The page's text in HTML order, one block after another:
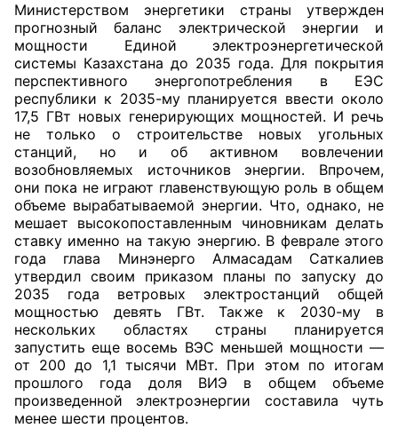
Министерством энергетики страны утвержден
прогнозный баланс электрической энергии и
мощности Единой электроэнергетической
системы Казахстана до 2035 года. Для покрытия
перспективного энергопотребления в ЕЭС
республики к 2035-му планируется ввести около
17,5 ГВт новых генерирующих мощностей. И речь
не только о строительстве новых угольных
станций, но и об активном вовлечении
возобновляемых источников энергии. Впрочем,
они пока не играют главенствующую роль в общем
объеме вырабатываемой энергии. Что, однако, не
мешает высокопоставленным чиновникам делать
ставку именно на такую энергию. В феврале этого
года глава Минэнерго Алмасадам Саткалиев
утвердил своим приказом планы по запуску до
2035 года ветровых электростанций общей
мощностью девять ГВт. Также к 2030-му в
нескольких областях страны планируется
запустить еще восемь ВЭС меньшей мощности —
от 200 до 1,1 тысячи МВт. При этом по итогам
прошлого года доля ВИЭ в общем объеме
произведенной электроэнергии составила чуть
менее шести процентов.